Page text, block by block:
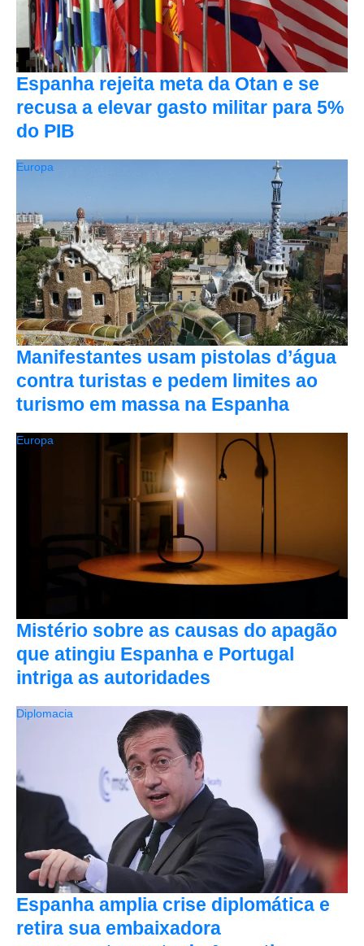
Espanha rejeita meta da Otan e se
recusa a elevar gasto militar para 5%
do PIB
Manifestantes usam pistolas d’água
contra turistas e pedem limites ao
turismo em massa na Espanha
Europa
Mistério sobre as causas do apagão
que atingiu Espanha e Portugal
intriga as autoridades
Europa
Espanha amplia crise diplomática e
retira sua embaixadora
Diplomacia